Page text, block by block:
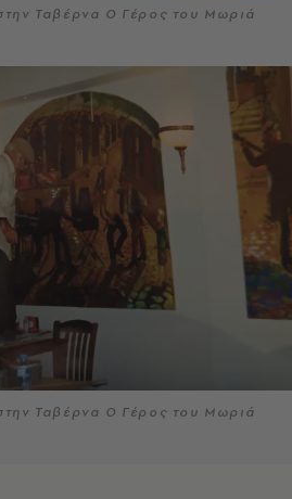
Ταβέρνα Ο Γέρος του Μωριά
Ταβέρνα Ο Γέρος του Μωριά